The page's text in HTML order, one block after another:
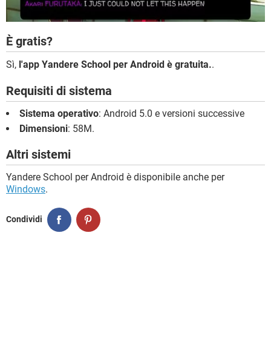
È gratis?
Sì, l'app Yandere School per Android è gratuita..
Requisiti di sistema
Sistema operativo: Android 5.0 e versioni successive
Dimensioni: 58M.
Altri sistemi
Yandere School per Android è disponibile anche per
Windows.
Condividi